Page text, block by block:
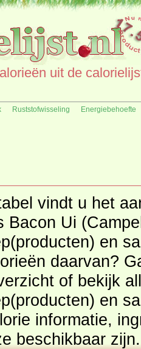
uit de
Ruststofwisseling Energiebehoefte
vindt u het
Ui
en
product en de
en
informatie,
beschikbaar zijn.